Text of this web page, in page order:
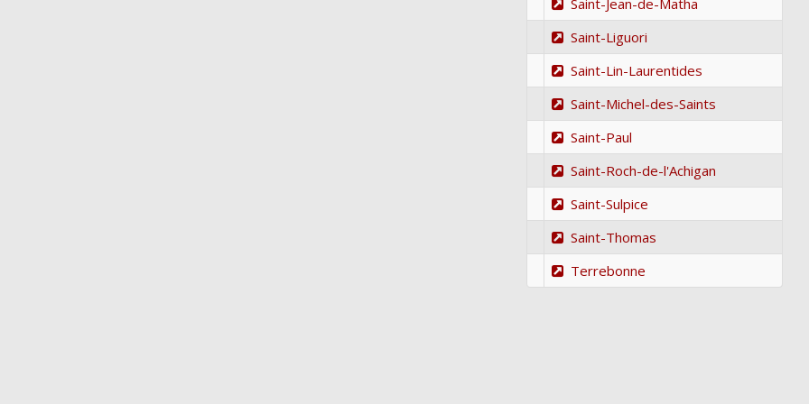
Saint-Jean-de-Matha
Saint-Liguori
Saint-Lin-Laurentides
Saint-Michel-des-Saints
Saint-Paul
Saint-Roch-de-l'Achigan
Saint-Sulpice
Saint-Thomas
Terrebonne